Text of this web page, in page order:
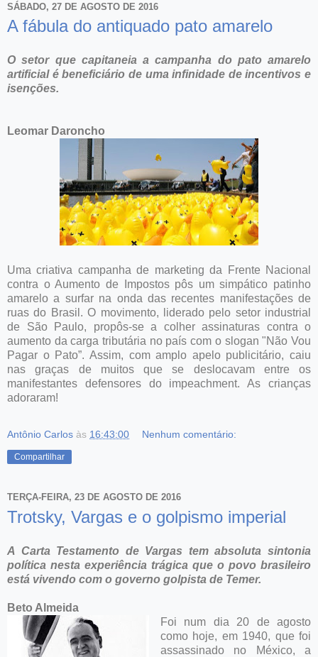
SÁBADO, 27 DE AGOSTO DE 2016
A fábula do antiquado pato amarelo
O setor que capitaneia a campanha do pato amarelo
artificial é beneficiário de uma infinidade de incentivos e
isenções.
Leomar Daroncho
Uma criativa campanha de marketing da Frente Nacional
contra o Aumento de Impostos pôs um simpático patinho
amarelo a surfar na onda das recentes manifestações de
ruas do Brasil. O movimento, liderado pelo setor industrial
de São Paulo, propôs-se a colher assinaturas contra o
aumento da carga tributária no país com o slogan "Não Vou
Pagar o Pato”. Assim, com amplo apelo publicitário, caiu
nas graças de muitos que se deslocavam entre os
manifestantes defensores do impeachment. As crianças
adoraram!
Antônio Carlos às 16:43:00 Nenhum comentário:
Compartilhar
TERÇA-FEIRA, 23 DE AGOSTO DE 2016
Trotsky, Vargas e o golpismo imperial
A Carta Testamento de Vargas tem absoluta sintonia
política nesta experiência trágica que o povo brasileiro
está vivendo com o governo golpista de Temer.
Beto Almeida
Foi num dia 20 de agosto
como hoje, em 1940, que foi
assassinado no México, a